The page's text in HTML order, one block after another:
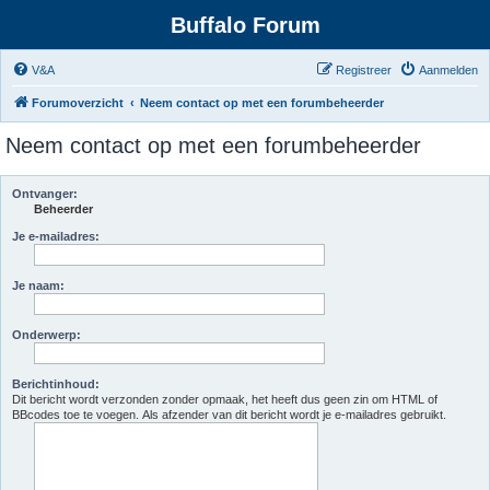
Buffalo Forum
V&A Aanmelden
Registreer
Forumoverzicht Neem contact op met een forumbeheerder
Neem contact op met een forumbeheerder
Ontvanger:
Beheerder
Je e-mailadres:
Je naam:
Onderwerp:
Berichtinhoud:
Dit bericht wordt verzonden zonder opmaak, het heeft dus geen zin om HTML of
BBcodes toe te voegen. Als afzender van dit bericht wordt je e-mailadres gebruikt.